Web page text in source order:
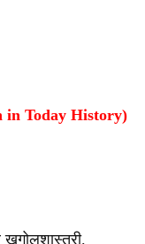
in Today History)